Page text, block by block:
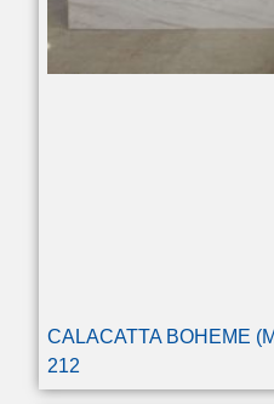
CALACATTA BOHEME
212